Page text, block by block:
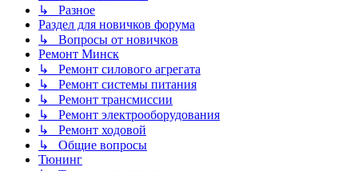
↳ Разное
Раздел для новичков форума
↳ Вопросы от новичков
Ремонт Минск
↳ Ремонт силового агрегата
↳ Ремонт системы питания
↳ Ремонт трансмиссии
↳ Ремонт электрооборудования
↳ Ремонт ходовой
↳ Общие вопросы
Тюнинг